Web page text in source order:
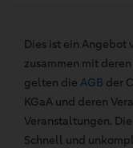
Dies ist ein Angebot
zusammen mit
gelten die AGB der
KGaA und deren
Veranstaltungen.
Schnell und